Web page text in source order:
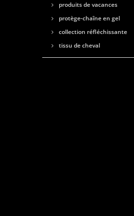
produits de vacances
protège-chaîne en gel
collection réfléchissante
tissu de cheval